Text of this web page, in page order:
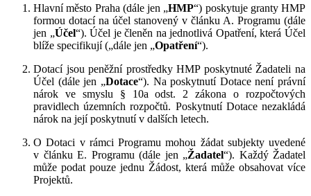
Hlavní město Praha (dále jen „HMP“) poskytuje granty HMP
formou dotací na účel stanovený v článku A. Programu (dále
jen „Účel“). Účel je členěn na jednotlivá Opatření, která Účel
blíže specifikují („dále jen „Opatření“).
Dotací jsou peněžní prostředky HMP poskytnuté Žadateli na
Účel (dále jen „Dotace“). Na poskytnutí Dotace není právní
nárok ve smyslu § 10a odst. 2 zákona o rozpočtových
pravidlech územních rozpočtů. Poskytnutí Dotace nezakládá
nárok na její poskytnutí v dalších letech.
O Dotaci v rámci Programu mohou žádat subjekty uvedené
v článku E. Programu (dále jen „Žadatel“). Každý Žadatel
může podat pouze jednu Žádost, která může obsahovat více
Projektů.